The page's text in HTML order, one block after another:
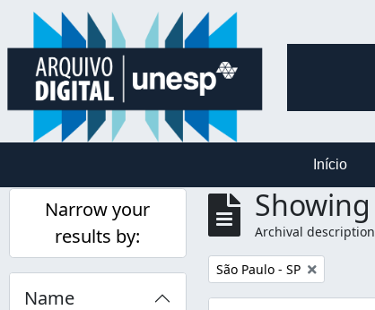
Skip to main content
Início
Narrow your
results by:
Name
Archival description
Remove filter:
São Paulo - SP